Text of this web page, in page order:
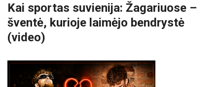
Kai sportas suvienija: Žagariuose –
šventė, kurioje laimėjo bendrystė
(video)